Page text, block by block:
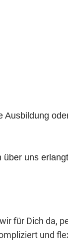
uns
für Dich da,
und